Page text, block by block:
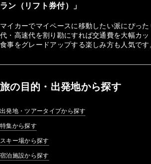
ラン（リフト券付）」
マイカーでマイペースに移動したい派にぴっ
代・高速代を割り勘にすれば交通費を大幅カ
食事をグレードアップする楽しみ方も人気です
旅の目的・出発地から探す
出発地・ツアータイプから探す
特集から探す
スキー場から探す
宿泊施設から探す